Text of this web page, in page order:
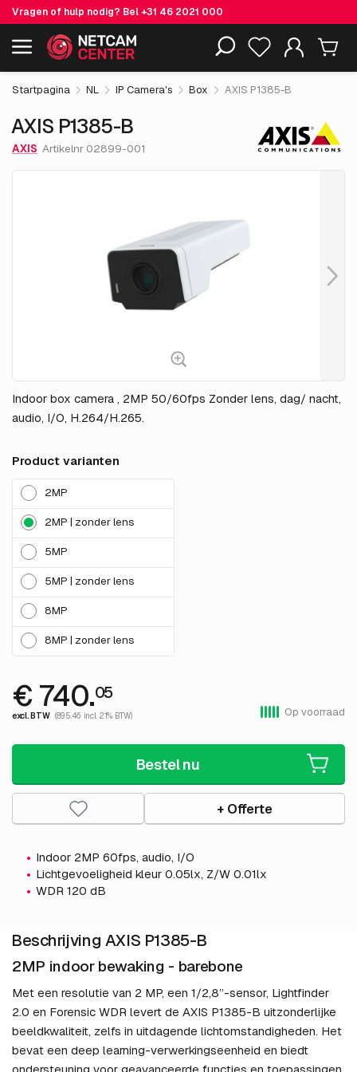
Vragen of hulp nodig? Bel+31 46 2021 000
Inclusief EOL-producten
AXIS P1385-B € 740.
excl. BTW
Startpagina NL IP Camera's Box AXIS P1385-B
AXIS P1385-B
AXIS Artikelnr 02899-001
Indoor box camera , 2MP 50/60fps Zonder lens, dag/ nacht,
audio, I/O, H.264/H.265.
Product varianten
2MP
2MP | zonder lens
5MP
5MP | zonder lens
8MP
8MP | zonder lens
€ 740.05
excl. BTW (895.46 incl. 21% BTW) Op voorraad
Bestel nu
+ Offerte
Indoor 2MP 60fps, audio, I/O
Lichtgevoeligheid kleur 0.05lx, Z/W 0.01lx
WDR 120 dB
Beschrijving AXIS P1385-B
2MP indoor bewaking - barebone
Met een resolutie van 2 MP, een 1/2,8”-sensor, Lightfinder
2.0 en Forensic WDR levert de AXIS P1385-B uitzonderlijke
beeldkwaliteit, zelfs in uitdagende lichtomstandigheden. Het
bevat een deep learning-verwerkingseenheid en biedt